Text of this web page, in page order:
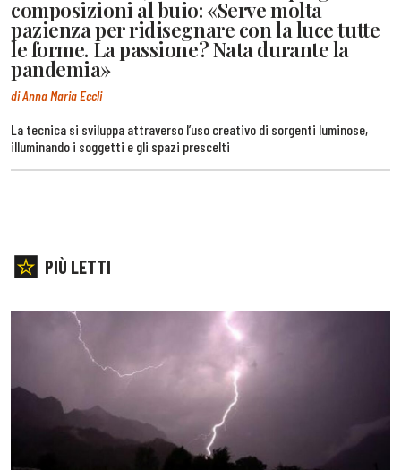
composizioni al buio: «Serve molta
pazienza per ridisegnare con la luce tutte
le forme. La passione? Nata durante la
pandemia»
di Anna Maria Eccli
La tecnica si sviluppa attraverso l’uso creativo di sorgenti luminose,
illuminando i soggetti e gli spazi prescelti
PIÙ LETTI